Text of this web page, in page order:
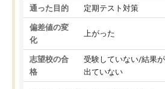
通った目的 定期テスト対策
偏差値の変
化
上がった
志望校の合
格
受験していない/結果が
出ていない